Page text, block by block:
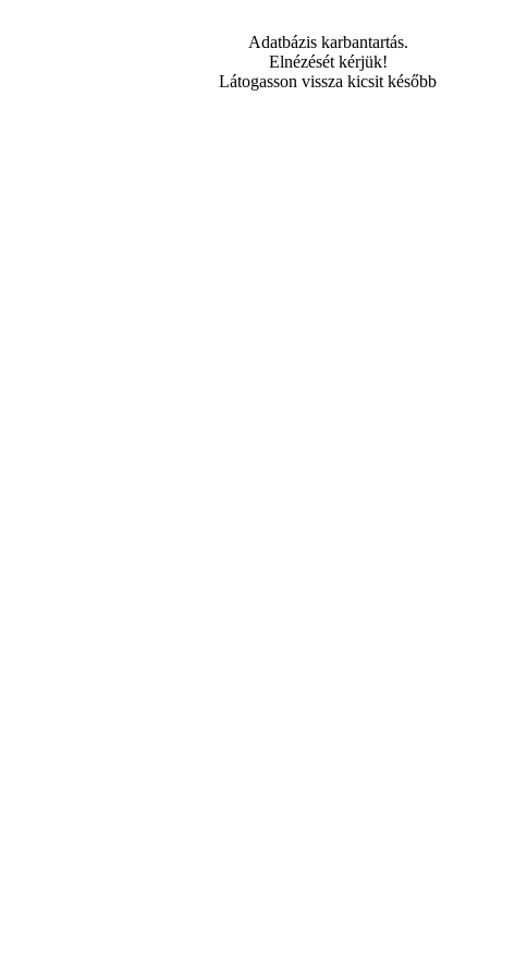
Adatbázis karbantartás.
Elnézését kérjük!
Látogasson vissza kicsit később